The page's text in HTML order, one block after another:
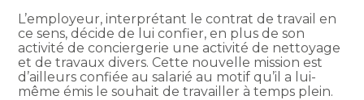
L’employeur, interprétant le contrat de travail en
ce sens, décide de lui confier, en plus de son
activité de conciergerie une activité de nettoyage
et de travaux divers. Cette nouvelle mission est
d’ailleurs confiée au salarié au motif qu’il a lui-
même émis le souhait de travailler à temps plein.